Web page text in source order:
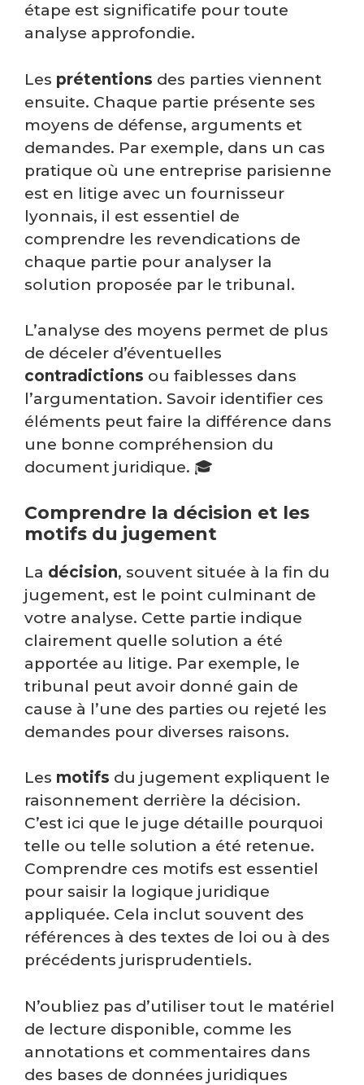
étape est significatife pour toute
analyse approfondie.
Les prétentions des parties viennent
ensuite. Chaque partie présente ses
moyens de défense, arguments et
demandes. Par exemple, dans un cas
pratique où une entreprise parisienne
est en litige avec un fournisseur
lyonnais, il est essentiel de
comprendre les revendications de
chaque partie pour analyser la
solution proposée par le tribunal.
L’analyse des moyens permet de plus
de déceler d’éventuelles
contradictions ou faiblesses dans
l’argumentation. Savoir identifier ces
éléments peut faire la différence dans
une bonne compréhension du
document juridique. 🎓
Comprendre la décision et les
motifs du jugement
La décision, souvent située à la fin du
jugement, est le point culminant de
votre analyse. Cette partie indique
clairement quelle solution a été
apportée au litige. Par exemple, le
tribunal peut avoir donné gain de
cause à l’une des parties ou rejeté les
demandes pour diverses raisons.
Les motifs du jugement expliquent le
raisonnement derrière la décision.
C’est ici que le juge détaille pourquoi
telle ou telle solution a été retenue.
Comprendre ces motifs est essentiel
pour saisir la logique juridique
appliquée. Cela inclut souvent des
références à des textes de loi ou à des
précédents jurisprudentiels.
N’oubliez pas d’utiliser tout le matériel
de lecture disponible, comme les
annotations et commentaires dans
des bases de données juridiques